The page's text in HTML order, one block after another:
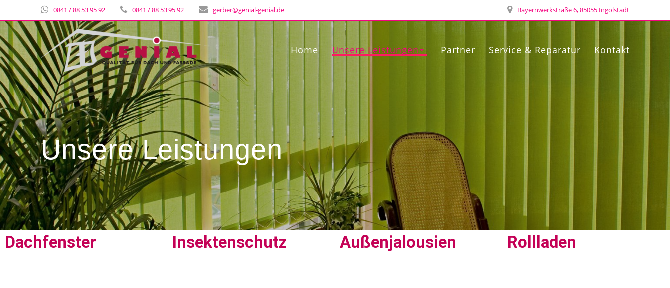
0841 / 88 53 95 92 0841 / 88 53 95 92 gerber@genial-genial.de Bayernwerkstraße 6, 85055 Ingolstadt
Home Unsere Leistungen Partner Service & Reparatur Kontakt
Unsere Leistungen
Dachfenster Insektenschutz Außenjalousien Rollladen